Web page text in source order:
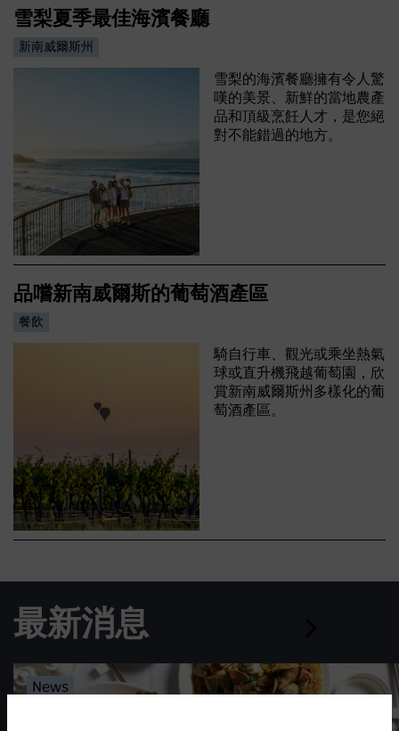
雪梨夏季最佳海濱餐廳
新南威爾斯州
雪梨的海濱餐廳擁有令人驚
嘆的美景、新鮮的當地農產
品和頂級烹飪人才，是您絕
對不能錯過的地方。
品嚐新南威爾斯的葡萄酒產區
餐飲
騎自行車、觀光或乘坐熱氣
球或直升機飛越葡萄園，欣
賞新南威爾斯州多樣化的葡
萄酒產區。
最新消息
News